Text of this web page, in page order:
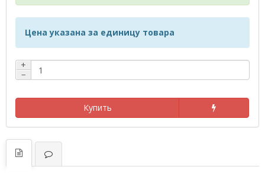
Цена указана за единицу товара
+
−
Купить